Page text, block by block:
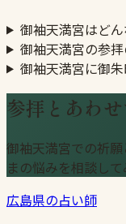
御袖天満宮はど
御袖天満宮の参
御袖天満宮に御
参拝とあわ
御袖天満宮での祈
まの悩みを相談して
広島県の占い師